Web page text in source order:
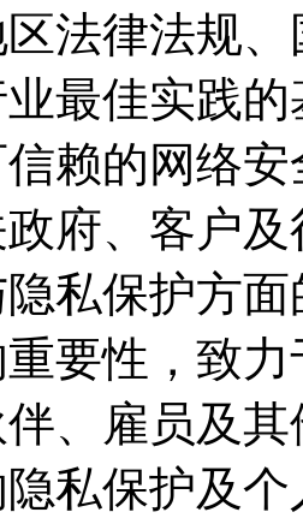
法律法规
最佳实践的基
信赖的网络
府、客户
私保护方
性，致力
伴、雇员
私保护及